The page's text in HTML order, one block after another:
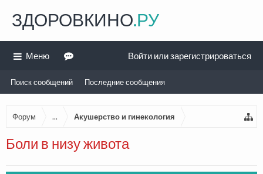
Форум ... Акушерство и гинекология
Боли в низу живота
ЗДОРОВКИНО.РУ
Меню
Поиск сообщений Последние сообщения
Войти или зарегистрироваться